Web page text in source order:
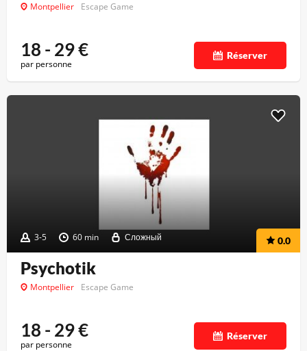
Montpellier Escape Game
18 - 29€
par personne
Réserver
3-5 60 min Сложный 0.0
Psychotik
Montpellier Escape Game
18 - 29€
par personne
Réserver